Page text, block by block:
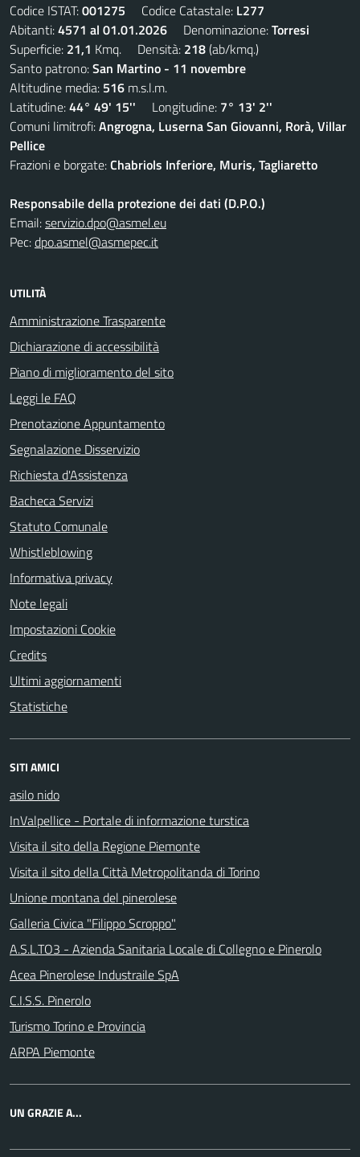
Codice ISTAT:001275 Codice Catastale: L277
Abitanti:4571 al 01.01.2026 Denominazione:Torresi
Superficie: 21,1 Kmq. Densità: 218(ab/kmq.)
Santo patrono:San Martino - 11 novembre
Altitudine media: 516 m.s.l.m.
Latitudine:44° 49' 15'' Longitudine: 7° 13' 2''
Comuni limitrofi:Angrogna, Luserna San Giovanni, Rorà, Villar
Pellice
Frazioni e borgate:Chabriols Inferiore, Muris, Tagliaretto
Responsabile della protezione dei dati (D.P.O.)
Email:servizio.dpo@asmel.eu
Pec:dpo.asmel@asmepec.it
UTILITÀ
Amministrazione Trasparente
Dichiarazione di accessibilità
Piano di miglioramento del sito
Leggi le FAQ
Prenotazione Appuntamento
Segnalazione Disservizio
Richiesta d'Assistenza
Bacheca Servizi
Statuto Comunale
Whistleblowing
Informativa privacy
Note legali
Impostazioni Cookie
Credits
Ultimi aggiornamenti
Statistiche
SITI AMICI
asilo nido
InValpellice - Portale di informazione turstica
Visita il sito della Regione Piemonte
Visita il sito della Città Metropolitanda di Torino
Unione montana del pinerolese
Galleria Civica "Filippo Scroppo"
A.S.L.TO3 - Azienda Sanitaria Locale di Collegno e Pinerolo
Acea Pinerolese Industraile SpA
C.I.S.S. Pinerolo
Turismo Torino e Provincia
ARPA Piemonte
UN GRAZIE A...